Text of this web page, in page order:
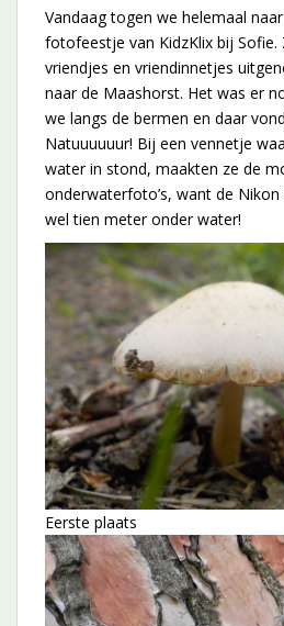
Vandaag togen we helemaal
fotofeestje van KidzKlix bij Sofie.
vriendjes en vriendinnetjes
naar de Maashorst. Het was er
we langs de bermen en daar
Natuuuuuur! Bij een vennetje
water in stond, maakten ze de
onderwaterfoto’s, want de
wel tien meter onder water!
Eerste plaats